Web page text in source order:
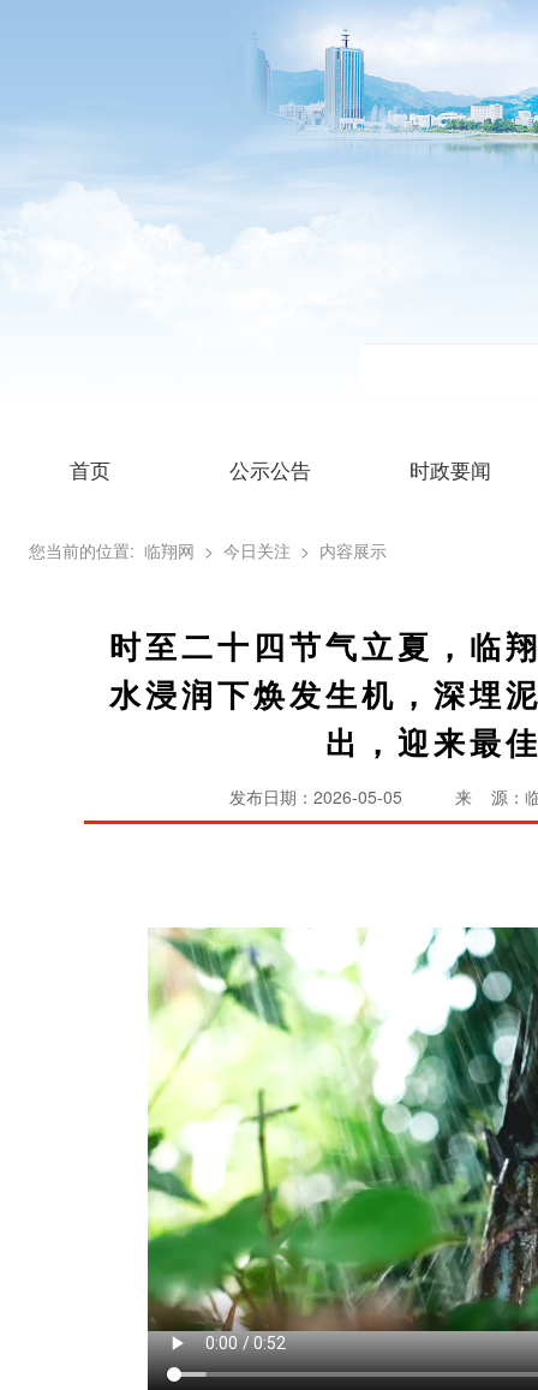
首页 公示公告 时政要闻
您当前的位置: 临翔网 > 今日关注 > 内容展示
时至二十四节气立夏，临
水浸润下焕发生机，深埋
出，迎来最
发布日期：2026-05-05 来 源：